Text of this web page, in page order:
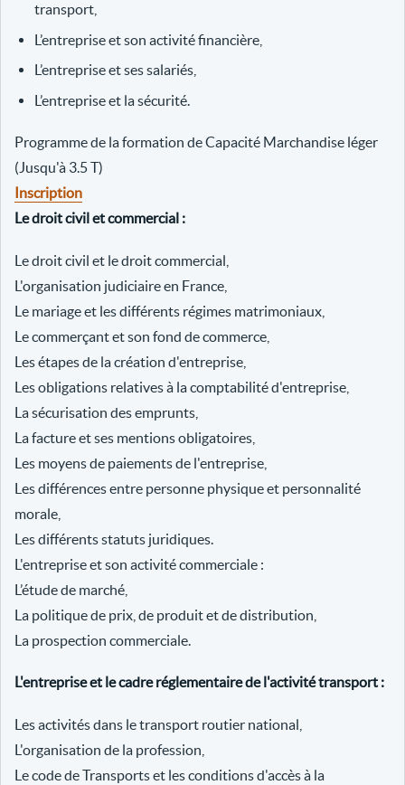
transport,
L’entreprise et son activité financière,
L’entreprise et ses salariés,
L’entreprise et la sécurité.
Programme de la formation de Capacité Marchandise léger
(Jusqu'à 3.5 T)
Inscription
Le droit civil et commercial :
Le droit civil et le droit commercial,
L'organisation judiciaire en France,
Le mariage et les différents régimes matrimoniaux,
Le commerçant et son fond de commerce,
Les étapes de la création d'entreprise,
Les obligations relatives à la comptabilité d'entreprise,
La sécurisation des emprunts,
La facture et ses mentions obligatoires,
Les moyens de paiements de l'entreprise,
Les différences entre personne physique et personnalité
morale,
Les différents statuts juridiques.
L'entreprise et son activité commerciale :
L’étude de marché,
La politique de prix, de produit et de distribution,
La prospection commerciale.
L'entreprise et le cadre réglementaire de l'activité transport :
Les activités dans le transport routier national,
L'organisation de la profession,
Le code de Transports et les conditions d'accès à la